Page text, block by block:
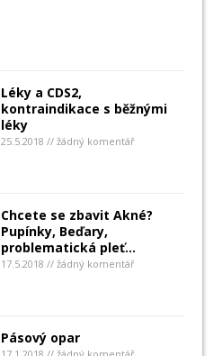
Léky a CDS2,
kontraindikace s běžnými
léky
25.5.2018 // žádný komentář
Chcete se zbavit Akné?
Pupínky, Beďary,
problematická pleť…
17.5.2018 // žádný komentář
Pásový opar